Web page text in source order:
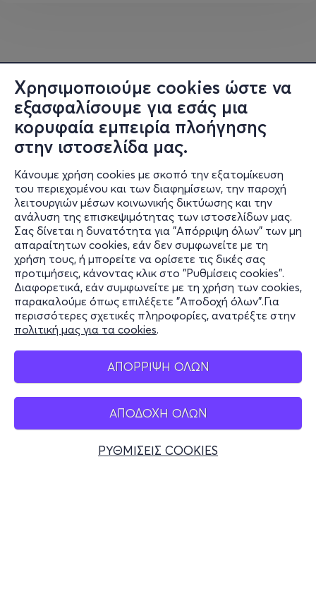
Χρησιμοποιούμε cookies ώστε να
εξασφαλίσουμε για εσάς μια
κορυφαία εμπειρία πλοήγησης
στην ιστοσελίδα μας.
Κάνουμε χρήση cookies με σκοπό την εξατομίκευση
του περιεχομένου και των διαφημίσεων, την παροχή
λειτουργιών μέσων κοινωνικής δικτύωσης και την
ανάλυση της επισκεψιμότητας των ιστοσελίδων μας.
Σας δίνεται η δυνατότητα για "Απόρριψη όλων" των μη
απαραίτητων cookies, εάν δεν συμφωνείτε με τη
χρήση τους, ή μπορείτε να ορίσετε τις δικές σας
προτιμήσεις, κάνοντας κλικ στο "Ρυθμίσεις cookies".
Διαφορετικά, εάν συμφωνείτε με τη χρήση των cookies,
παρακαλούμε όπως επιλέξετε "Αποδοχή όλων".Για
περισσότερες σχετικές πληροφορίες, ανατρέξτε στην
πολιτική μας για τα cookies.
ΑΠΟΡΡΙΨΗ ΟΛΩΝ
ΑΠΟΔΟΧΗ ΟΛΩΝ
ΡΥΘΜΙΣΕΙΣ COOKIES
Πληροφορίες
Υποστήριξη
Stay Connected
Mobile app